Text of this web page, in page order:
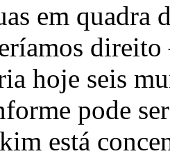
em quadra
hoje seis
pode
está